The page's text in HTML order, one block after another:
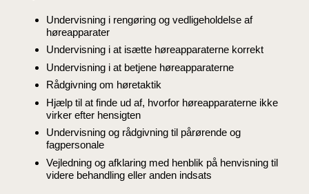
Undervisning i rengøring og vedligeholdelse af
høreapparater
Undervisning i at isætte høreapparaterne korrekt
Undervisning i at betjene høreapparaterne
Rådgivning om høretaktik
Hjælp til at finde ud af, hvorfor høreapparaterne ikke
virker efter hensigten
Undervisning og rådgivning til pårørende og
fagpersonale
Vejledning og afklaring med henblik på henvisning til
videre behandling eller anden indsats